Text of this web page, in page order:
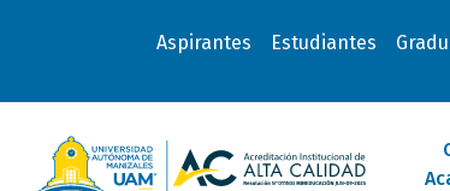
Aspirantes Estudiantes